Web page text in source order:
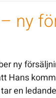
ny
ny
Hans
en